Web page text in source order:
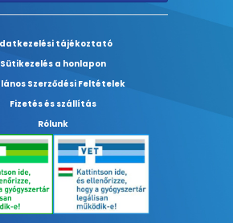
tájékoztató
Sütikezelés a honlapon
Szerződési Feltételek
Fizetés és szállítás
Rólunk